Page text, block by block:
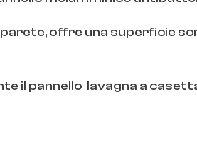
offre una superficie
il pannello lavagna a